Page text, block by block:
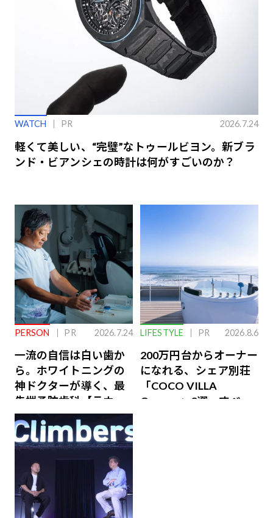
WATCH PR 2026.7.24
軽くて美しい、“完璧”なトゥールビヨン。新ブラ
ンド・ビアンシェの時計は何がすごいのか？
PERSON PR 2026.7.24
一流の自信は白い歯か
ら。ホワイトニングの
神ドクターが導く、最
先端予防歯科【ラウン
ジ会員特典あり】
LIFESTYLE PR 2026.8.6
200万円台からオーナー
になれる、シェア別荘
「COCO VILLA
Owners」3選。すべて